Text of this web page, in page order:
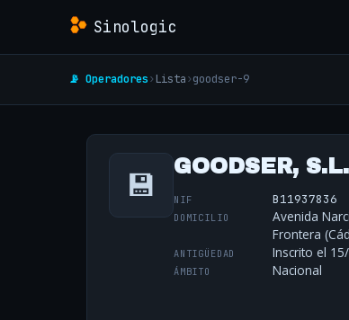
Sinologic
📡 Operadores› Lista›goodser-9
💾 GOODSER, S.L.
NIF B11937836
DOMICILIO
Avenida
Frontera
ANTIGÜEDAD Inscrito el
ÁMBITO Nacional